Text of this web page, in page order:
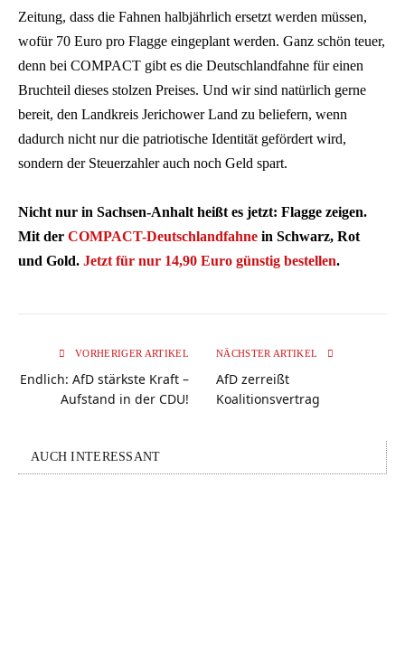
Zeitung, dass die Fahnen halbjährlich ersetzt werden müssen,
wofür 70 Euro pro Flagge eingeplant werden. Ganz schön teuer,
denn bei COMPACT gibt es die Deutschlandfahne für einen
Bruchteil dieses stolzen Preises. Und wir sind natürlich gerne
bereit, den Landkreis Jerichower Land zu beliefern, wenn
dadurch nicht nur die patriotische Identität gefördert wird,
sondern der Steuerzahler auch noch Geld spart.
Nicht nur in Sachsen-Anhalt heißt es jetzt: Flagge zeigen.
Mit der COMPACT-Deutschlandfahne in Schwarz, Rot
und Gold. Jetzt für nur 14,90 Euro günstig bestellen.
VORHERIGER ARTIKEL
Endlich: AfD stärkste Kraft –
Aufstand in der CDU!
NÄCHSTER ARTIKEL
AfD zerreißt
Koalitionsvertrag
AUCH INTERESSANT